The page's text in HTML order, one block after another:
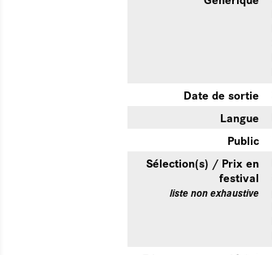
Date de sortie
Langue
Public
Sélection(s) / Prix en
festival
liste non exhaustive